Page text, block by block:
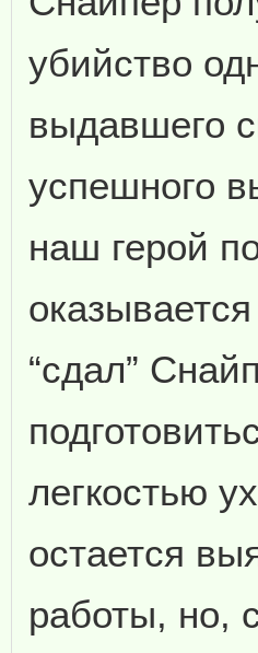
убийство
выдавшего
успешного
наш герой
“сдал”
легкостью
остается
работы, но,